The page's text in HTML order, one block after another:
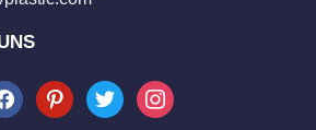
pinteresttwitter instagram